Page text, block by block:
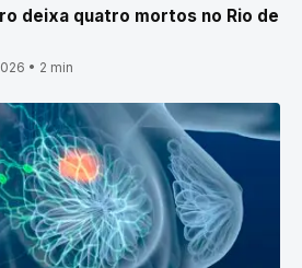
deixa quatro mortos no Rio de
• 2 min